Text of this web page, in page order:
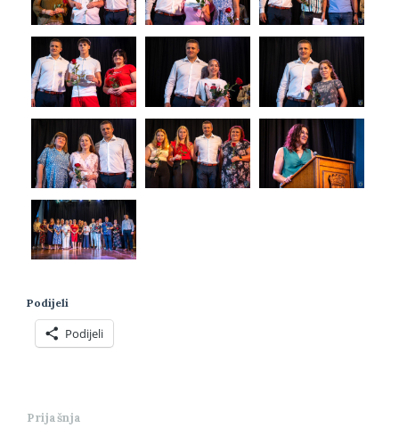
Podijeli
Podijeli
Prijašnja